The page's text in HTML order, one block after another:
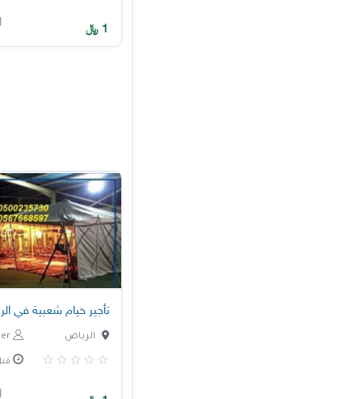
1 ﷼
تأجير خيام شعبية في
nagham.enjineer الرياض
قبل 3